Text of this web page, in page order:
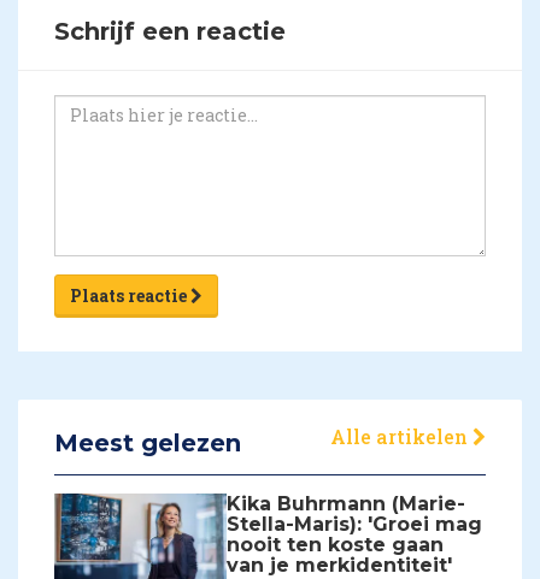
Schrijf een reactie
Plaats reactie
Meest gelezen Alle artikelen
Kika Buhrmann (Marie-
Stella-Maris): 'Groei mag
nooit ten koste gaan
van je merkidentiteit'